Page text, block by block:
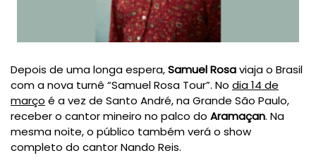
Depois de uma longa espera,Samuel Rosaviaja o Brasil
com a nova turnê “Samuel Rosa Tour”. No dia 14 de
março é a vez de Santo André, na Grande São Paulo,
receber o cantor mineiro no palco do Aramaçan. Na
mesma noite, o público também verá o show
completo do cantor Nando Reis.